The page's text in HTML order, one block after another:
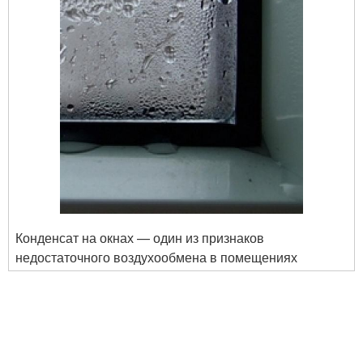
Конденсат на окнах — один из признаков
недостаточного воздухообмена в помещениях